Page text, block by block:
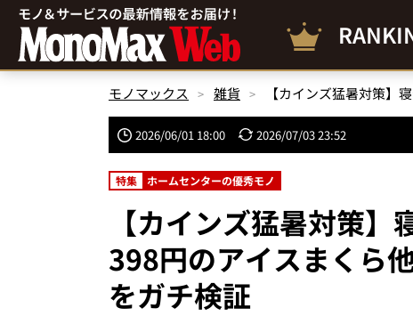
モノマックス 雑貨
2026/06/01 18:00 2026/07/03 23:52
特集 ホームセンターの優秀モノ
【カインズ猛暑対策
398円のアイスまくら
をガチ検証